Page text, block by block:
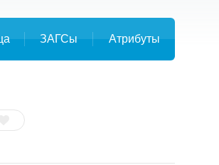
ЗАГСы Атрибуты